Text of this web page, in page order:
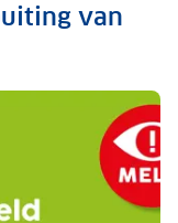
van